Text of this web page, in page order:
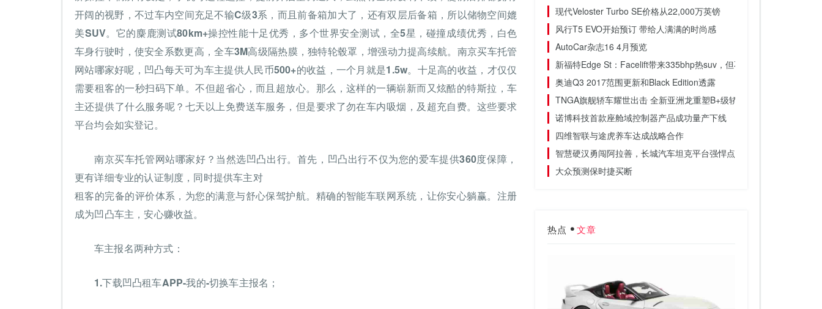
开阔的视野，不过车内空间充足不输C级3系，而且前备箱加大了，还有双层后备箱，所以储物空间媲
美SUV。它的麋鹿测试80km+操控性能十足优秀，多个世界安全测试，全5星，碰撞成绩优秀，白色
车身行驶时，使安全系数更高，全车3M高级隔热膜，独特轮毂罩，增强动力提高续航。南京买车托管
网站哪家好呢，凹凸每天可为车主提供人民币500+的收益，一个月就是1.5w。十足高的收益，才仅仅
需要租客的一秒扫码下单。不但超省心，而且超放心。那么，这样的一辆崭新而又炫酷的特斯拉，车
主还提供了什么服务呢？七天以上免费送车服务，但是要求了勿在车内吸烟，及超充自费。这些要求
平台均会如实登记。
南京买车托管网站哪家好？当然选凹凸出行。首先，凹凸出行不仅为您的爱车提供360度保障，
更有详细专业的认证制度，同时提供车主对
租客的完备的评价体系，为您的满意与舒心保驾护航。精确的智能车联网系统，让你安心躺赢。注册
成为凹凸车主，安心赚收益。
车主报名两种方式：
1.下载凹凸租车APP-我的-切换车主报名；
现代Veloster Turbo SE价格从22,000万英镑
风行T5 EVO开始预订 带给人满满的时尚感
AutoCar杂志16 4月预览
新福特Edge St：Facelift带来335bhp热suv，但不是英国
奥迪Q3 2017范围更新和Black Edition透露
TNGA旗舰轿车耀世出击 全新亚洲龙重塑B+级轿车新标杆
诺博科技首款座舱域控制器产品成功量产下线
四维智联与途虎养车达成战略合作
智慧硬汉勇闯阿拉善，长城汽车坦克平台强悍点燃热情沙漠
大众预测保时捷买断
热点 文章